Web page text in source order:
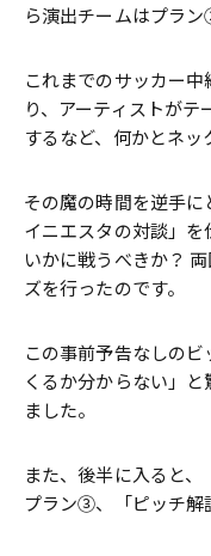
ら演出チームはプラ
これまでのサッカー
り、アーティストが
するなど、何かとネッ
その魔の時間を逆手に
イニエスタの対談」を
いかに戦うべきか？
ズを行ったのです。
この事前予告なしの
くるか分からない」
ました。
また、後半に入ると
プラン③、「ピッチ解